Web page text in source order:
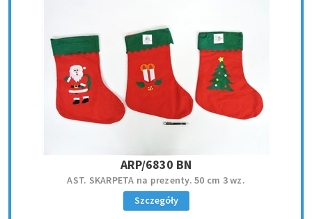
ARP/6830 BN
AST. SKARPETA na prezenty. 50 cm 3 wz.
Szczegóły